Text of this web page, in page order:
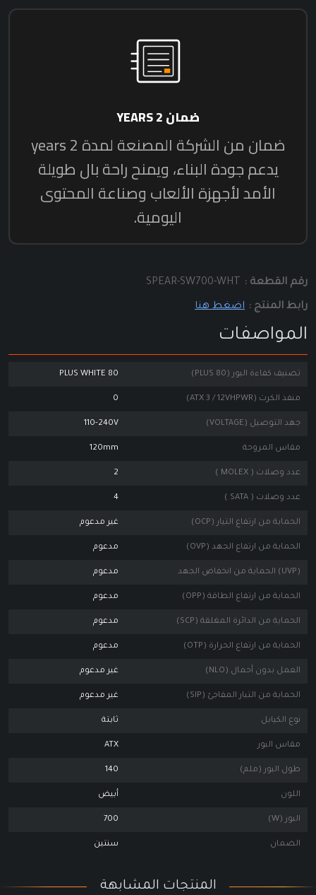
رقم القطعة : SPEAR-SW700-WHT
رابط المنتج : اضغط هنا
المواصفات
تصنيف كفاءة البور (80 PLUS) 80 PLUS WHITE
منفذ الكرت (ATX 3 / 12VHPWR) 0
جهد التوصيل (VOLTAGE) 110-240V
مقاس المروحة 120mm
عدد وصلات ( MOLEX ) 2
عدد وصلات ( SATA ) 4
الحماية من ارتفاع التيار (OCP) غير مدعوم
الحماية من ارتفاع الجهد (OVP) مدعوم
(UVP) الحماية من انخفاض الجهد مدعوم
الحماية من ارتفاع الطاقة (OPP) مدعوم
الحماية من الدائرة المغلقة (SCP) مدعوم
الحماية من ارتفاع الحرارة (OTP) مدعوم
العمل بدون أحمال (NLO) غير مدعوم
الحماية من التيار المفاجئ (SIP) غير مدعوم
نوع الكيابل ثابتة
مقاس البور ATX
طول البور (ملم) 140
اللون أبيض
البور (W) 700
الضمان سنتين
المنتجات المشابهة